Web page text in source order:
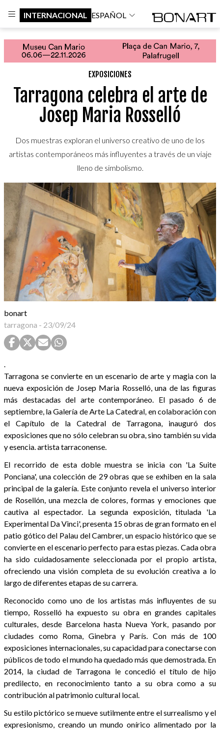
INTERNACIONAL ESPAÑOL
EXPOSICIONES
Tarragona celebra el arte de
Josep Maria Rosselló
Dos muestras exploran el universo creativo de uno de los
artistas contemporáneos más influyentes a través de un viaje
lleno de simbolismo.
bonart
tarragona - 23/09/24
.
Tarragona se convierte en un escenario de arte y magia con la
nueva exposición de Josep Maria Rosselló, una de las figuras
más destacadas del arte contemporáneo. El pasado 6 de
septiembre, la Galería de Arte La Catedral, en colaboración con
el Capítulo de la Catedral de Tarragona, inauguró dos
exposiciones que no sólo celebran su obra, sino también su vida
y esencia. artista tarraconense.
El recorrido de esta doble muestra se inicia con 'La Suite
Ponciana', una colección de 29 obras que se exhiben en la sala
principal de la galería. Este conjunto revela el universo interior
de Rosellón, una mezcla de colores, formas y emociones que
cautiva al espectador. La segunda exposición, titulada 'La
Experimental Da Vinci', presenta 15 obras de gran formato en el
patio gótico del Palau del Cambrer, un espacio histórico que se
convierte en el escenario perfecto para estas piezas. Cada obra
ha sido cuidadosamente seleccionada por el propio artista,
ofreciendo una visión completa de su evolución creativa a lo
largo de diferentes etapas de su carrera.
Reconocido como uno de los artistas más influyentes de su
tiempo, Rosselló ha expuesto su obra en grandes capitales
culturales, desde Barcelona hasta Nueva York, pasando por
ciudades como Roma, Ginebra y París. Con más de 100
exposiciones internacionales, su capacidad para conectarse con
públicos de todo el mundo ha quedado más que demostrada. En
2014, la ciudad de Tarragona le concedió el título de hijo
predilecto, en reconocimiento tanto a su obra como a su
contribución al patrimonio cultural local.
Su estilo pictórico se mueve sutilmente entre el surrealismo y el
expresionismo, creando un mundo onírico alimentado por la